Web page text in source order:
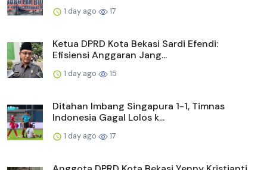
1 day ago 17
Ketua DPRD Kota Bekasi Sardi Efendi:
Efisiensi Anggaran Jang...
1 day ago 15
Ditahan Imbang Singapura 1-1, Timnas
Indonesia Gagal Lolos k...
1 day ago 17